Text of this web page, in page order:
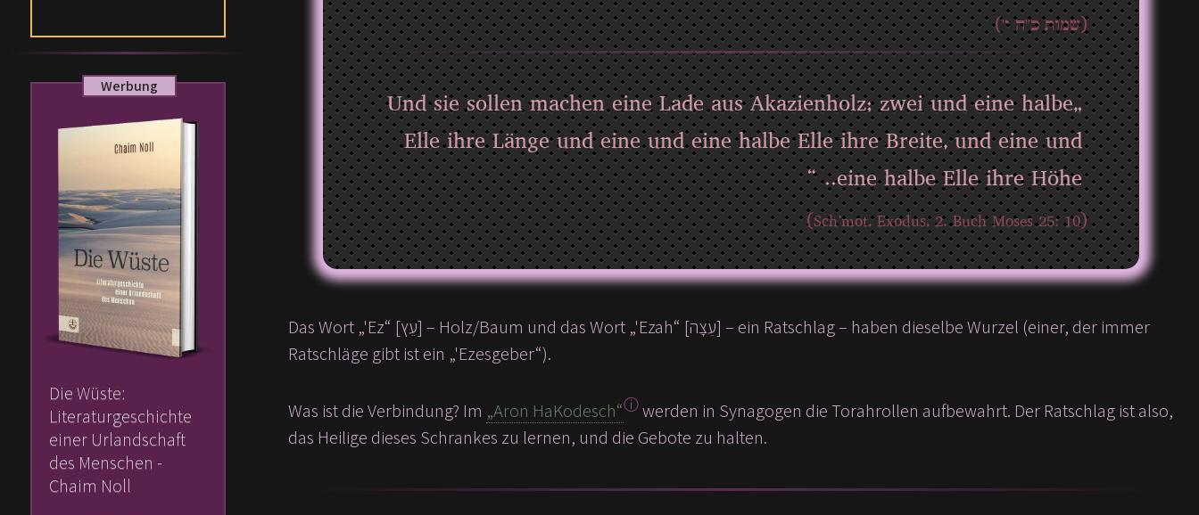
(שמות כ"ה י')
„Und sie sollen machen eine Lade aus Akazienholz; zwei und eine halbe
Elle ihre Länge und eine und eine halbe Elle ihre Breite, und eine und
eine halbe Elle ihre Höhe.. “
(Sch‘mot, Exodus, 2. Buch Moses 25: 10)
Das Wort „'Ez“ [עֵץ] – Holz/Baum und das Wort „'Ezah“ [עֵצָה] – ein Ratschlag – haben dieselbe Wurzel (einer, der immer
Ratschläge gibt ist ein „'Ezesgeber“).
Was ist die Verbindung? Im „Aron HaKodesch“ⓘwerden in Synagogen die Torahrollen aufbewahrt. Der Ratschlag ist also,
das Heilige dieses Schrankes zu lernen, und die Gebote zu halten.
Werbung
Die Wüste:
Literaturgeschichte
einer Urlandschaft
des Menschen -
Chaim Noll